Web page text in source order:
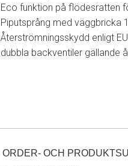
Eco funktion på flödesratten
Piputsprång med väggbricka
Återströmningsskydd enligt
dubbla backventiler gällande
ORDER- OCH